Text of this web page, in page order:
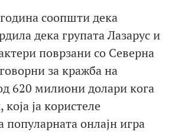
соопшти дека
дека групата Лазарус и
поврзани со Северна
за кражба на
620 милиони долари кога
ја користеле
популарната онлајн игра